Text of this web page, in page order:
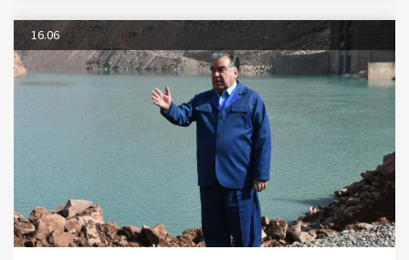
16.06